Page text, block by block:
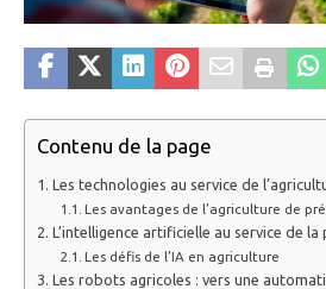
Contenu de la page
Les technologies au service de
Les avantages de l’agriculture de
L’intelligence artificielle au service de la
Les défis de l’IA en agriculture
Les robots agricoles : vers une